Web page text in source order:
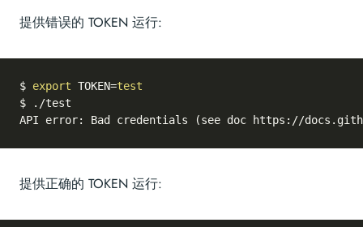
提供错误的 TOKEN 运行:
$ export TOKEN=test
$ ./test
提供正确的 TOKEN 运行: